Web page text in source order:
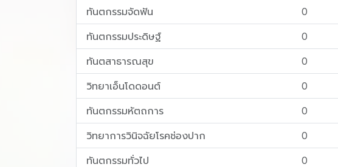
ทันตกรรมจัดฟัน 0
ทันตกรรมประดิษฐ์ 0
ทันตสาธารณสุข 0
วิทยาเอ็นโดดอนต์ 0
ทันตกรรมหัตถการ 0
วิทยาการวินิจฉัยโรคช่องปาก 0
ทันตกรรมทั่วไป 0